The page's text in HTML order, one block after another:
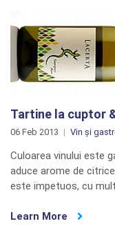
Tartine la cuptor
06 Feb 2013 Vin și
Culoarea vinului este
aduce arome de
este impetuos, cu
Learn More